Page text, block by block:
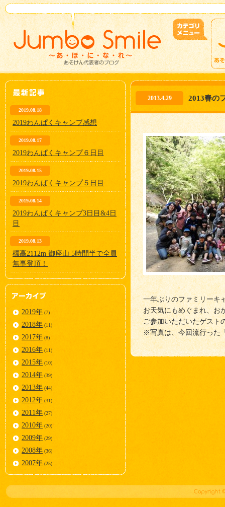
2019.08.18
2019わんぱくキャンプ感想
2019.08.17
2019わんぱくキャンプ６日目
2019.08.15
2019わんぱくキャンプ５日目
2019.08.14
2019わんぱくキャンプ3日目&4日
目
2019.08.13
標高2112m 御座山 5時間半で全員
無事登頂！
2019年 (7)
2018年 (11)
2017年 (8)
2016年 (11)
2015年 (10)
2014年 (39)
2013年 (44)
2012年 (31)
2011年 (27)
2010年 (20)
2009年 (29)
2008年 (36)
2007年 (25)
2013.4.29 2013春の
一年ぶりのファミリーキ
お天気にもめぐまれ、お
ご参加いただいたゲスト
※写真は、今回流行った